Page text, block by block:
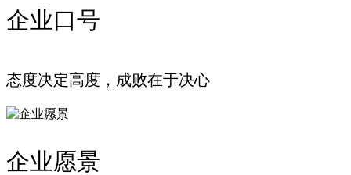
企业口号
态度决定高度，成败在于决心
企业愿景